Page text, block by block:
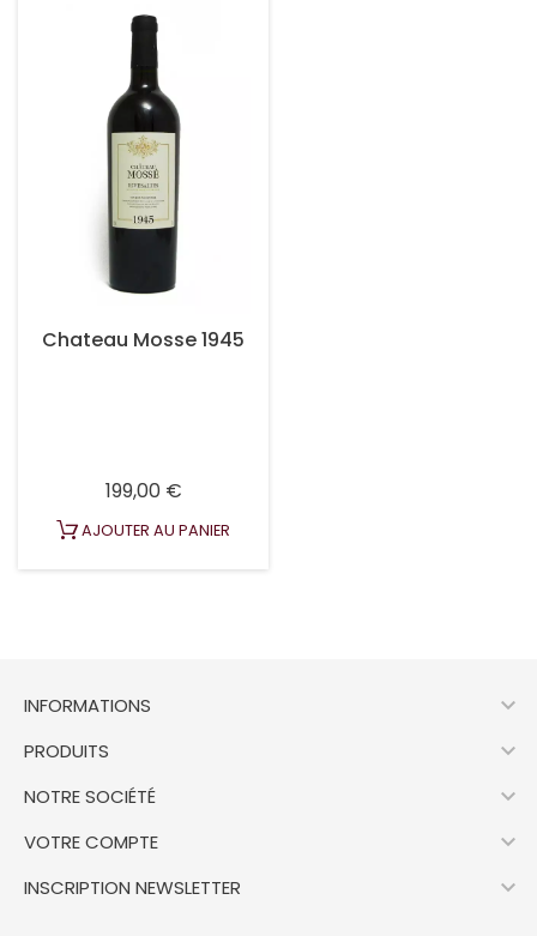
Chateau Mosse 1945
199,00 €Prix
AJOUTER AU PANIER
INFORMATIONS 
PRODUITS 
NOTRE SOCIÉTÉ 
VOTRE COMPTE 
INSCRIPTION NEWSLETTER 